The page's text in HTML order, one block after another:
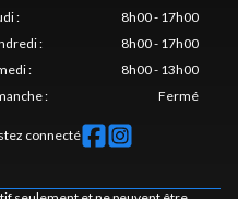
:
8h00 - 17h00
:
8h00 - 17h00
:
8h00 - 13h00
: Fermé
connecté